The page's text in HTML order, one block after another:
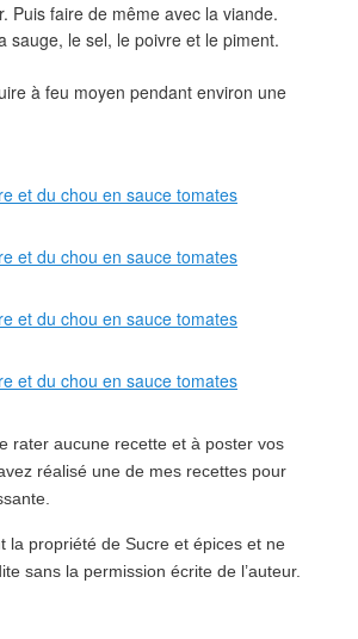
Puis faire de même avec la viande.
sauge, le sel, le poivre et le piment.
à feu moyen pendant environ une
rater aucune recette et à poster vos
réalisé une de mes recettes pour
la propriété de Sucre et épices et ne
sans la permission écrite de l’auteur.